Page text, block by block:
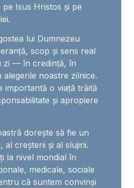
pe Isus Hristos și pe
lui Dumnezeu
scop și sens real
zi — în credință, în
alegerile noastre zilnice.
importantă o viață trăită
și apropiere
dorește să fie un
al creșterii și al slujirii.
la nivel mondial în
medicale, sociale
că suntem convinși